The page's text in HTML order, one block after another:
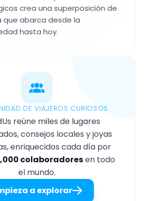
crea una superposición de
que abarca desde la
hasta hoy.
DE VIAJEROS CURIOSOS
reúne miles de lugares
consejos locales y joyas
enriquecidos cada día por
colaboradoresen todo
el mundo.
a explorar